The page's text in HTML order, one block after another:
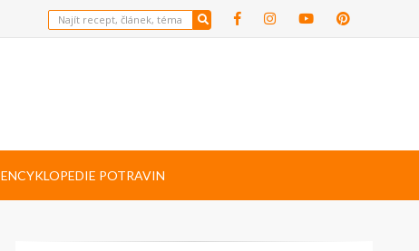
ENCYKLOPEDIE POTRAVIN